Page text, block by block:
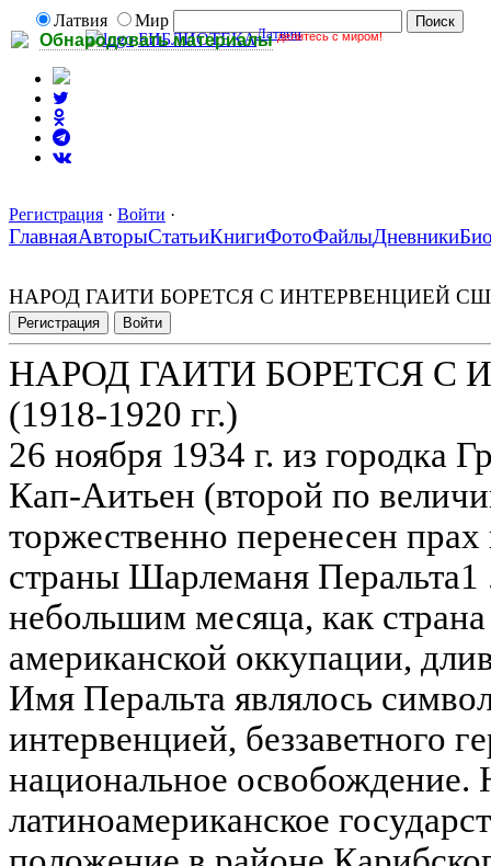
Обнародовать материалы делитесь с миром!
Латвия
Мир
БИБЛИОТЕКАЛатвии
Регистрация · Войти ·
ГлавнаяАвторыСтатьиКнигиФотоФайлыДневники
НАРОД ГАИТИ БОРЕТСЯ С ИНТЕРВЕНЦИЕЙ США
Регистрация Войти
НАРОД ГАИТИ БОРЕТСЯ С
(1918-1920 гг.)
26 ноября 1934 г. из городка
Кап-Аитьен (второй по
торжественно перенесен
страны Шарлеманя
небольшим месяца, как
американской оккупации,
Имя Перальта являлось
интервенцией, беззаветного
национальное освобождение.
латиноамериканское